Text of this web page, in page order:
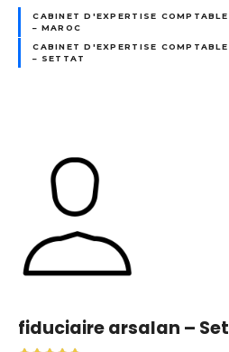
CABINET D'EXPERTISE
– MAROC
CABINET D'EXPERTISE
– SETTAT
fiduciaire arsalan –